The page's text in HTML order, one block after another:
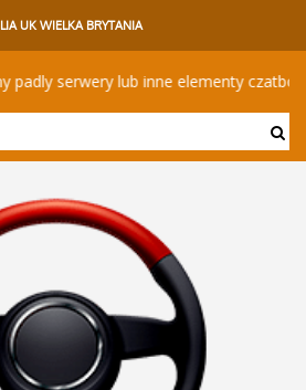
UK WIELKA BRYTANIA
serwery lub inne elementy czatbota